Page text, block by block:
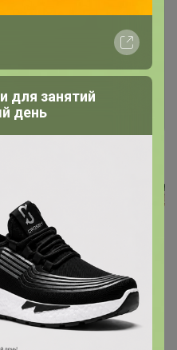
задать вопрос
на сайте
минуты
для занятий
день